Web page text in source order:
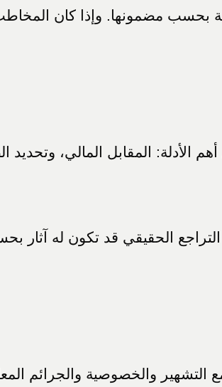
بحسب مضمونها. وإذا كان
المقابل المالي، وتحديد
الحقيقي قد تكون له آثار
والخصوصية والجرائم